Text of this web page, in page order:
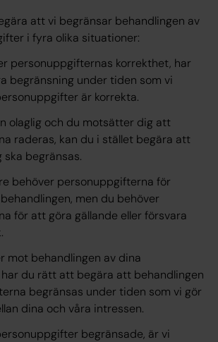
att vi begränsar behandlingen av
i fyra olika situationer:
personuppgifternas korrekthet, har
begränsning under tiden som vi
är korrekta.
olaglig och du motsätter dig att
raderas, kan du i stället begära att
ska begränsas.
behöver personuppgifterna för
men du behöver
för att göra gällande eller försvara
mot behandlingen av dina
du rätt att begära att behandlingen
begränsas under tiden som vi gör
dina och våra intressen.
begränsade, är vi